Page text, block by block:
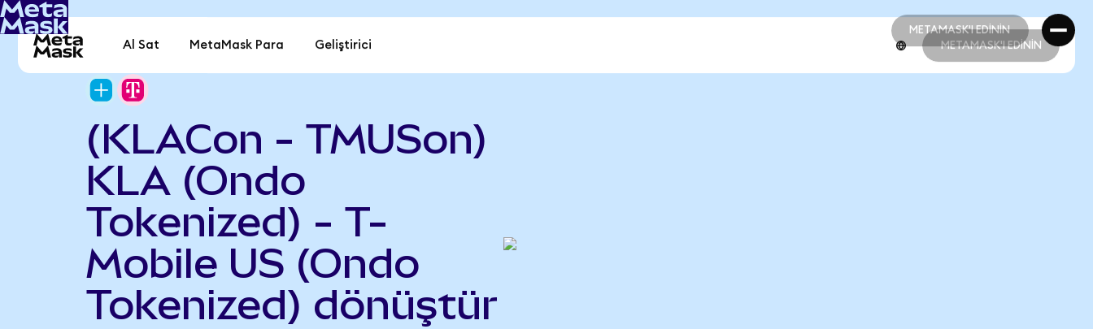
METAMASK'I EDİNİN
METAMASK'I EDİNİN
Al Sat MetaMask Para Geliştirici METAMASK'I EDİNİN
(KLACon - TMUSon)
KLA (Ondo
Tokenized) - T-
Mobile US (Ondo
Tokenized) dönüştür